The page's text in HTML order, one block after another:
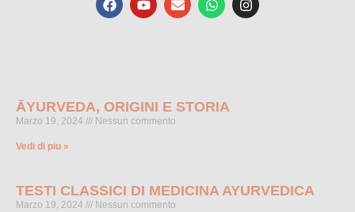
ĀYURVEDA, ORIGINI E STORIA
Marzo 19, 2024 Nessun commento
Vedi di piu »
TESTI CLASSICI DI MEDICINA AYURVEDICA
Marzo 19, 2024 Nessun commento